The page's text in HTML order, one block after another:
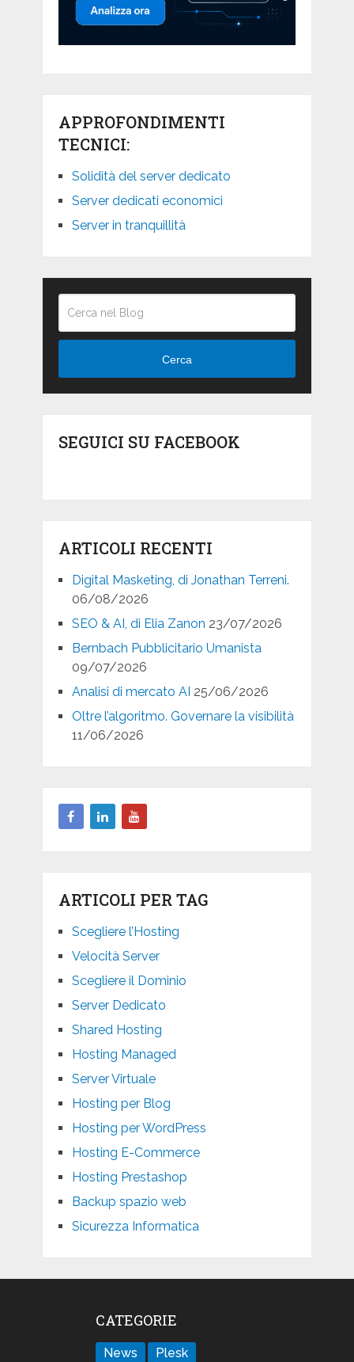
APPROFONDIMENTI
TECNICI:
Solidità del server dedicato
Server dedicati economici
Server in tranquillità
Cerca
SEGUICI SU FACEBOOK
ARTICOLI RECENTI
Digital Masketing, di Jonathan Terreni.
06/08/2026
SEO & AI, di Elia Zanon 23/07/2026
Bernbach Pubblicitario Umanista
09/07/2026
Analisi di mercato AI 25/06/2026
Oltre l’algoritmo. Governare la visibilità
11/06/2026
ARTICOLI PER TAG
Scegliere l’Hosting
Velocità Server
Scegliere il Dominio
Server Dedicato
Shared Hosting
Hosting Managed
Server Virtuale
Hosting per Blog
Hosting per WordPress
Hosting E-Commerce
Hosting Prestashop
Backup spazio web
Sicurezza Informatica
CATEGORIE
News
Plesk